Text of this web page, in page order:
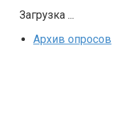
Загрузка ...
Архив опросов